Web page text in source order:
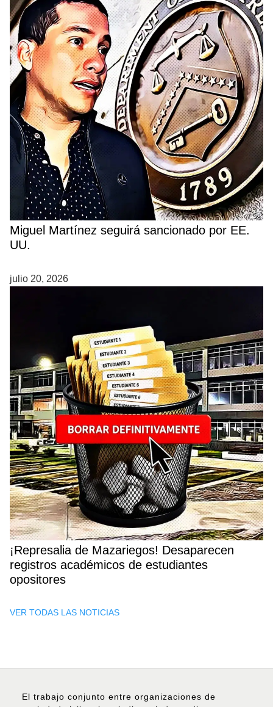
Miguel Martínez seguirá sancionado por EE.
UU.
julio 20, 2026
¡Represalia de Mazariegos! Desaparecen
registros académicos de estudiantes
opositores
VER TODAS LAS NOTICIAS
El trabajo conjunto entre organizaciones de